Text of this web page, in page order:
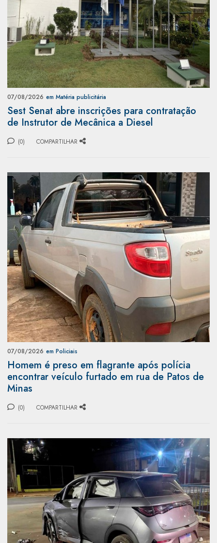
07/08/2026 em Matéria publicitária
Sest Senat abre inscrições para contratação
de Instrutor de Mecânica a Diesel
(0) COMPARTILHAR
07/08/2026 em Policiais
Homem é preso em flagrante após polícia
encontrar veículo furtado em rua de Patos de
Minas
(0) COMPARTILHAR